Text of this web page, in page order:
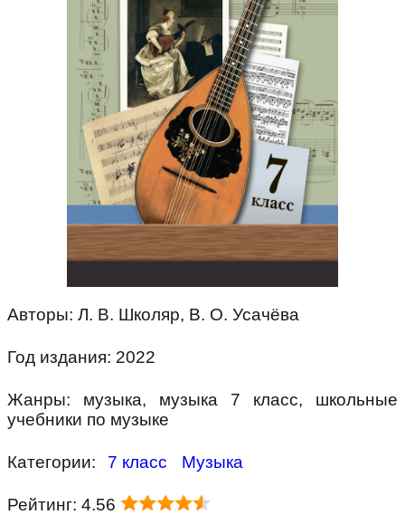
Авторы: Л. В. Школяр, В. О. Усачёва
Год издания: 2022
Жанры: музыка, музыка 7 класс, школьные
учебники по музыке
Категории: 7 класс Музыка
Рейтинг: 4.56